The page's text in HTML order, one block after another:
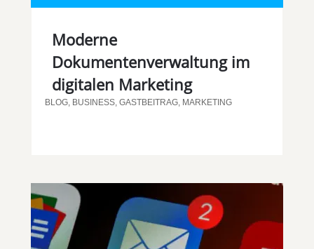
Moderne
Dokumentenverwaltung im
digitalen Marketing
BLOG, BUSINESS, GASTBEITRAG, MARKETING